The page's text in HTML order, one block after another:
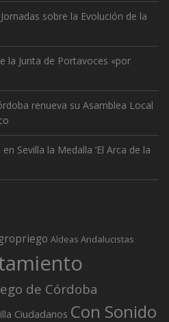
sobre la Evolución de la
la Junta de Portavoces «por
renueva su Asamblea Local
Sevilla la Medalla ‘El Arca de la
Aldeas Andalucistas
de Córdoba
Ciudadanos Con Sonido